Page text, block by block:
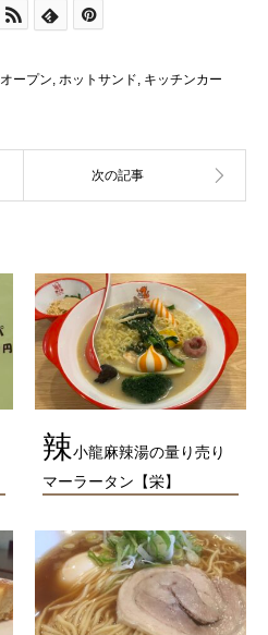
オープン, ホットサンド, キッチンカー
辣小龍麻辣湯の量り売り
マーラータン【栄】